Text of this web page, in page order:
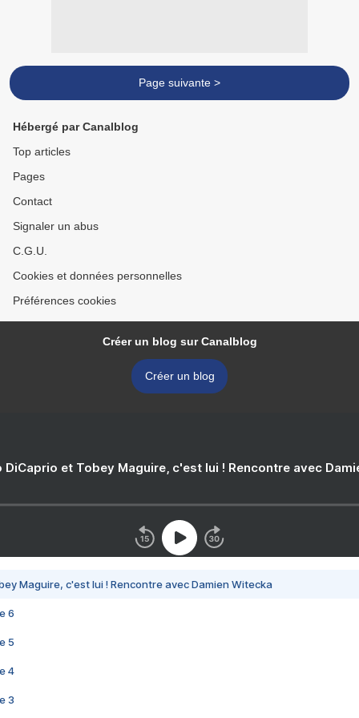
Page suivante >
Hébergé par Canalblog
Top articles
Pages
Contact
Signaler un abus
C.G.U.
Cookies et données personnelles
Préférences cookies
Créer un blog sur Canalblog
Créer un blog
DiCaprio et Tobey Maguire, c'est lui ! Rencontre avec
Maguire, c'est lui ! Rencontre avec Damien Witecka
6
5
4
3